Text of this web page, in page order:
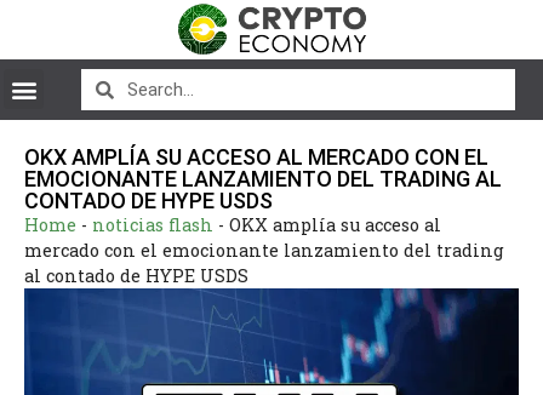
OKX AMPLÍA SU ACCESO AL MERCADO CON EL
EMOCIONANTE LANZAMIENTO DEL TRADING AL
CONTADO DE HYPE USDS
Home - noticias flash - OKX amplía su acceso al
mercado con el emocionante lanzamiento del trading
al contado de HYPE USDS